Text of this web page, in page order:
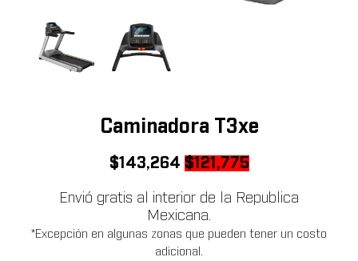
Caminadora T3xe
$143,264 Original
was:
$143,264.
$121,775Current
is:
$121,775.
Envió gratis al interior de la Republica
Mexicana.
*Excepción en algunas zonas que pueden tener un costo
adicional.